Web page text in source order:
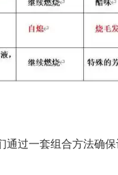
过一套组合方法确保